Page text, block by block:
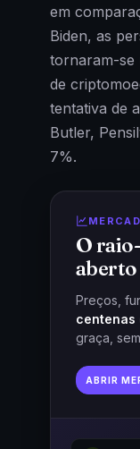
em
Biden, as
tornaram-se
de
tentativa de
Butler,
7%.
O
aberto
Preços,
centenas
graça,
ABRIR